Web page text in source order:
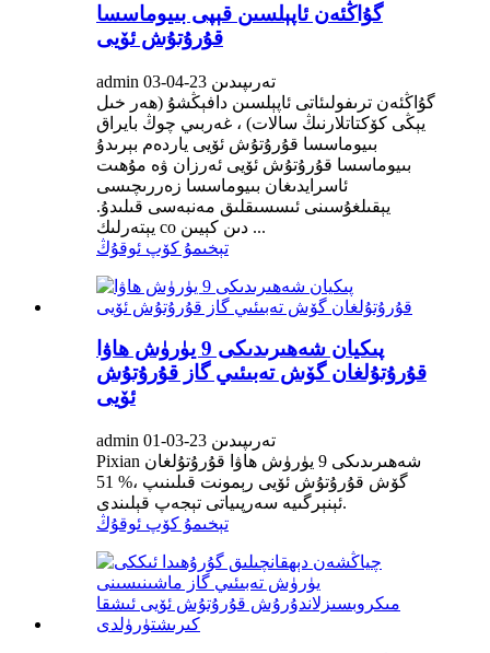
گۇاڭئەن ئاپېلسىن قېپى بىيوماسسا
قۇرۇتۇش ئۆيى
admin تەرىپىدىن 23-04-03
گۇاڭئەن ترىفولىئاتى ئاپېلسىن دافېڭشۇ (ھەر خىل
يېڭى كۆكتاتلارنىڭ سالات) ، غەربىي چوڭ بايراق
بىيوماسسا قۇرۇتۇش ئۆيى ياردەم بېرىدۇ
بىيوماسسا قۇرۇتۇش ئۆيى ئەرزان ۋە مۇھىت
ئاسرايدىغان بىيوماسسا زەررىچىسى
يېقىلغۇسىنى ئىسسىقلىق مەنبەسى قىلىدۇ.
يېتەرلىك co دىن كېيىن ...
تېخىمۇ كۆپ ئوقۇڭ
پىكيان شەھىرىدىكى 9 يۈرۈش ھاۋا
قۇرۇتۇلغان گۆش تەبىئىي گاز قۇرۇتۇش
ئۆيى
admin تەرىپىدىن 23-03-01
Pixian شەھىرىدىكى 9 يۈرۈش ھاۋا قۇرۇتۇلغان
گۆش قۇرۇتۇش ئۆيى رېمونت قىلىنىپ ،% 51
ئېنېرگىيە سەرپىياتى تېجەپ قېلىندى.
تېخىمۇ كۆپ ئوقۇڭ